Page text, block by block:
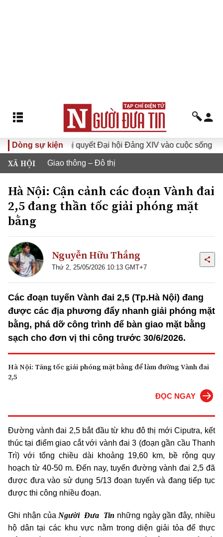
Dòng sự kiện
Nghị quyết Đại hội Đảng XIV vào cuộc sống Hướng
XÃ HỘI Giao thông – Đô thị
Hà Nội: Cận cảnh các đoạn Vành đai
2,5 đang thần tốc giải phóng mặt
bằng
Nguyễn Hữu Thắng
Thứ 2, 25/05/2026 10:13 GMT+7
Các đoạn tuyến Vành đai 2,5 (Tp.Hà Nội) đang
được các địa phương đẩy nhanh giải phóng mặt
bằng, phá dỡ công trình để bàn giao mặt bằng
sạch cho đơn vị thi công trước 30/6/2026.
Hà Nội: Tăng tốc giải phóng mặt bằng để làm đường Vành đai
2,5
ĐỌC NGAY
Đường vành đai 2,5 bắt đầu từ khu đô thị mới Ciputra, kết
thúc tại điểm giao cắt với vành đai 3 (đoạn gần cầu Thanh
Trì) với tổng chiều dài khoảng 19,60 km, bề rộng quy
hoạch từ 40-50 m. Đến nay, tuyến đường vành đai 2,5 đã
được đưa vào sử dụng 5/13 đoạn tuyến và đang tiếp tục
được thi công nhiều đoạn.
Ghi nhận của Người Đưa Tin những ngày gần đây, nhiều
hộ dân tại các khu vực nằm trong diện giải tỏa để thực